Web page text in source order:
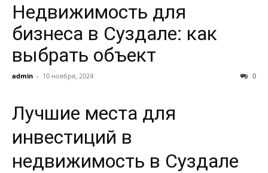
Недвижимость для
бизнеса в Суздале: как
выбрать объект
admin - 10 ноября, 2024 0
Лучшие места для
инвестиций в
недвижимость в Суздале